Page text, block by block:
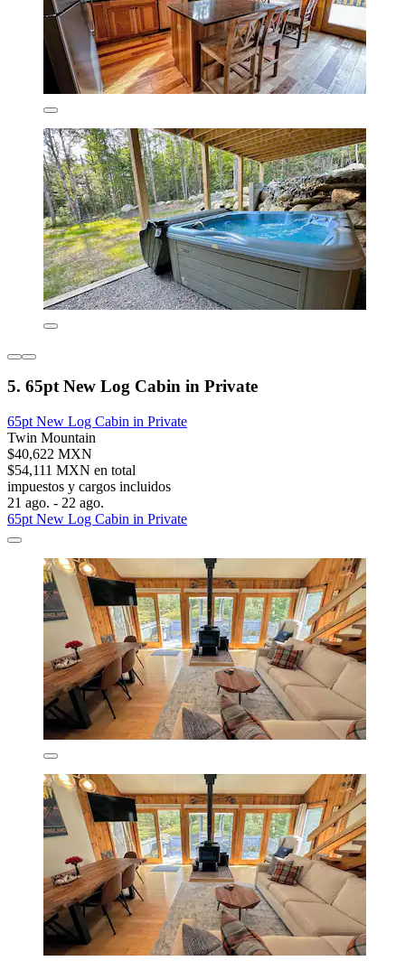
5. 65pt New Log Cabin in Private
65pt New Log Cabin in Private
Twin Mountain
$40,622 MXN
$54,111 MXN en total
impuestos y cargos incluidos
21 ago. - 22 ago.
65pt New Log Cabin in Private